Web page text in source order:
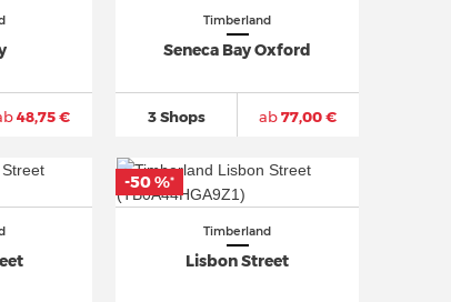
48,75 €
Timberland
Seneca Bay Oxford
3 Shops ab77,00 €
Timberland
Lisbon Street
-50 %*